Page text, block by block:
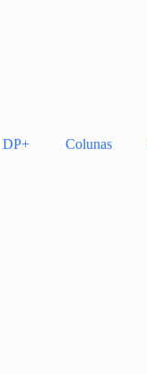
DP+ Colunas